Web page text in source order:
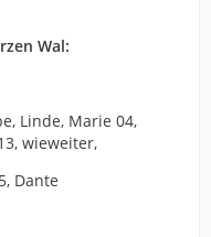
Wal:
Linde, Marie 04,
wieweiter,
Dante